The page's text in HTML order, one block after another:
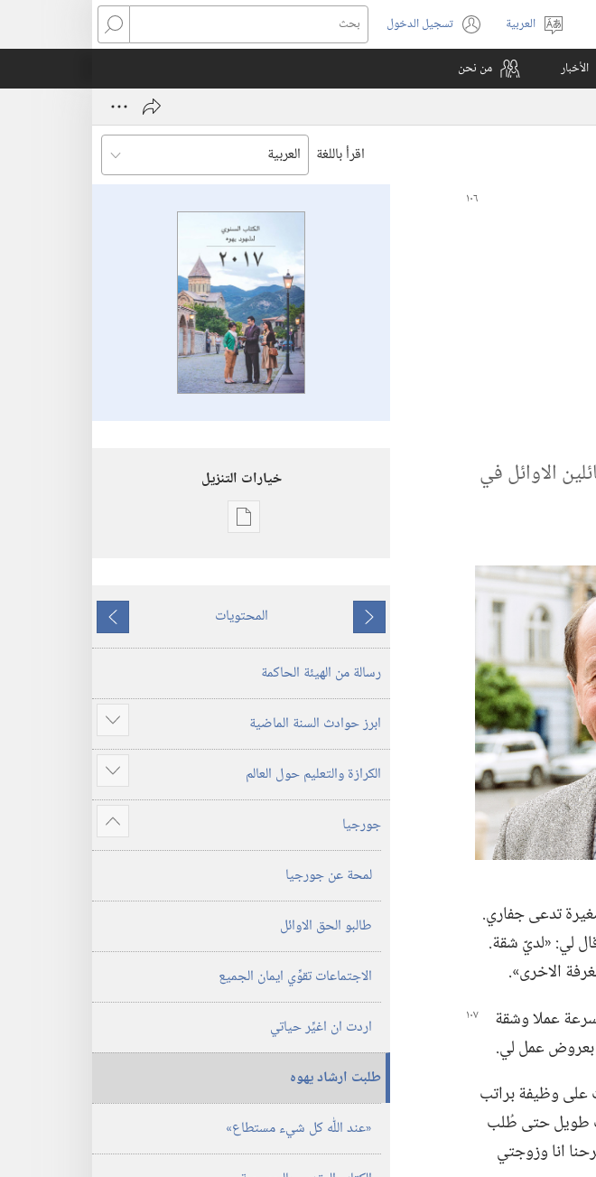
اختر
اللغة
العربية تسجيل الدخول
(يفتح
نافذة
بحث
الأخبار من نحن
اقرأ باللغة
الاوائل في
تدعى جفاري.‏
لي:‏ «لديّ شقة.‏
الاخرى».‏
عملا وشقة
بعروض عمل لي.‏
على وظيفة براتب
طويل حتى طُلب
انا وزوجتي
خيارات التنزيل
خيارات
السنوي
لشهود
٢٠١٧
ما
يسبق
المحتويات
ما
يلي
رسالة من الهيئة الحاكمة
ابرز حوادث السنة الماضية
عرض
المزيد
الكرازة والتعليم حول العالم
عرض
المزيد
جورجيا
عرض
المزيد
لمحة عن جورجيا
طالبو الحق الاوائل
الاجتماعات تقوِّي ايمان الجميع
اردت ان اغيِّر حياتي
طلبت ارشاد يهوه
‏«عند اللّٰه كل شيء مستطاع»‏